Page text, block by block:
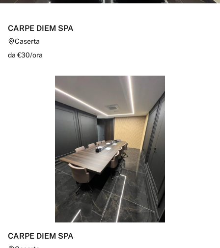
CARPE DIEM SPA
Caserta
da €30/ora
CARPE DIEM SPA